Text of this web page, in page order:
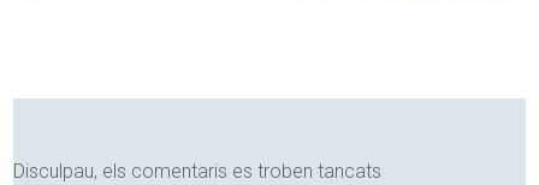
Disculpau, els comentaris es troben tancats